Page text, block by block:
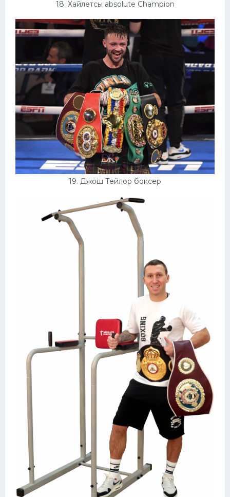
18. Хайлетсы absolute Champion
19. Джош Тейлор боксер